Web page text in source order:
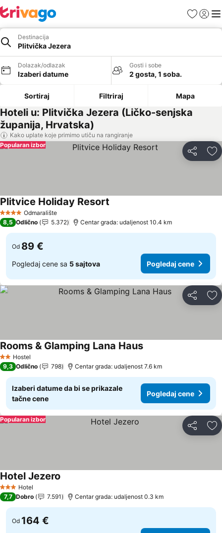
FavoritiPrijavi
Destinacija
Plitvička Jezera
Dolazak/odlazak
Izaberi datume
Gosti i sobe
2 gosta, 1 soba.
Sortiraj Filtriraj Mapa
Hoteli u: Plitvička Jezera (Ličko-senjska
županija, Hrvatska)
Kako uplate koje primimo utiču na rangiranje
Deli
Popularan izbor
4 ZvezdiceOdmaralište
Plitvice Holiday Resort
8,5 Odlično 5.372 Centar grada: udaljenost 10.4 km
Od 89 €
Pogledaj cene sa 5 sajtova Pogledaj cene
Deli
2 Zvezdice
Hostel
Rooms & Glamping Lana Haus
9,3 Odlično 798 Centar grada: udaljenost 7.6 km
Izaberi datume da bi se prikazale
tačne cene
Pogledaj cene
Deli
Popularan izbor
3 Zvezdice
Hotel
Hotel Jezero
7,7 Dobro 7.591 Centar grada: udaljenost 0.3 km
Od 164 €